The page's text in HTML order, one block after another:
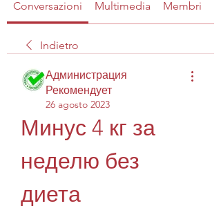
Conversazioni Multimedia Membri
Indietro
Администрация
Рекомендует
26 agosto 2023
Минус 4 кг за
неделю без
диета